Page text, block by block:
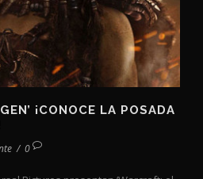
¡CONOCE LA POSADA
/ 0